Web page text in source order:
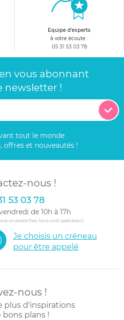
Equipe d'experts
à votre écoute :
05 31 53 03 78
en vous abonnant
newsletter !
tout le monde
offres et nouveautés !
nous !
53 03 78
de 10h à 17h
un poste fixe, hors coût opérateur)
Je choisis un créneau
pour être appelé
nous !
plus d'inspirations
bons plans !